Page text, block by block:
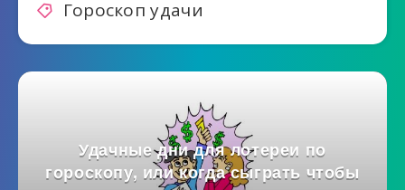
Гороскоп удачи
Удачные дни для лотереи по
гороскопу, или когда сыграть чтобы